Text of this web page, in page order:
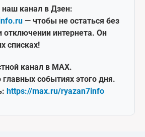
канал в Дзен:
— чтобы не остаться без
интернета. Он
списках!
канал в MAX.
событиях этого дня.
https://max.ru/ryazan7info